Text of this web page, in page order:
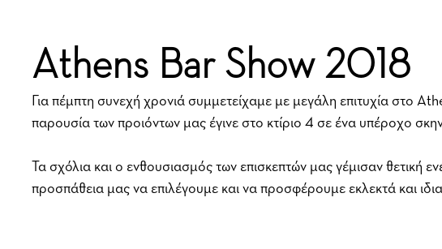
Athens Bar Show 2018
Για πέμπτη συνεχή χρονιά συμμετείχαμε με μεγάλη επιτυχία στο
παρουσία των προιόντων μας έγινε στο κτίριο 4 σε ένα υπέροχο
Τα σχόλια και ο ενθουσιασμός των επισκεπτών μας γέμισαν θετική
προσπάθεια μας να επιλέγουμε και να προσφέρουμε εκλεκτά και